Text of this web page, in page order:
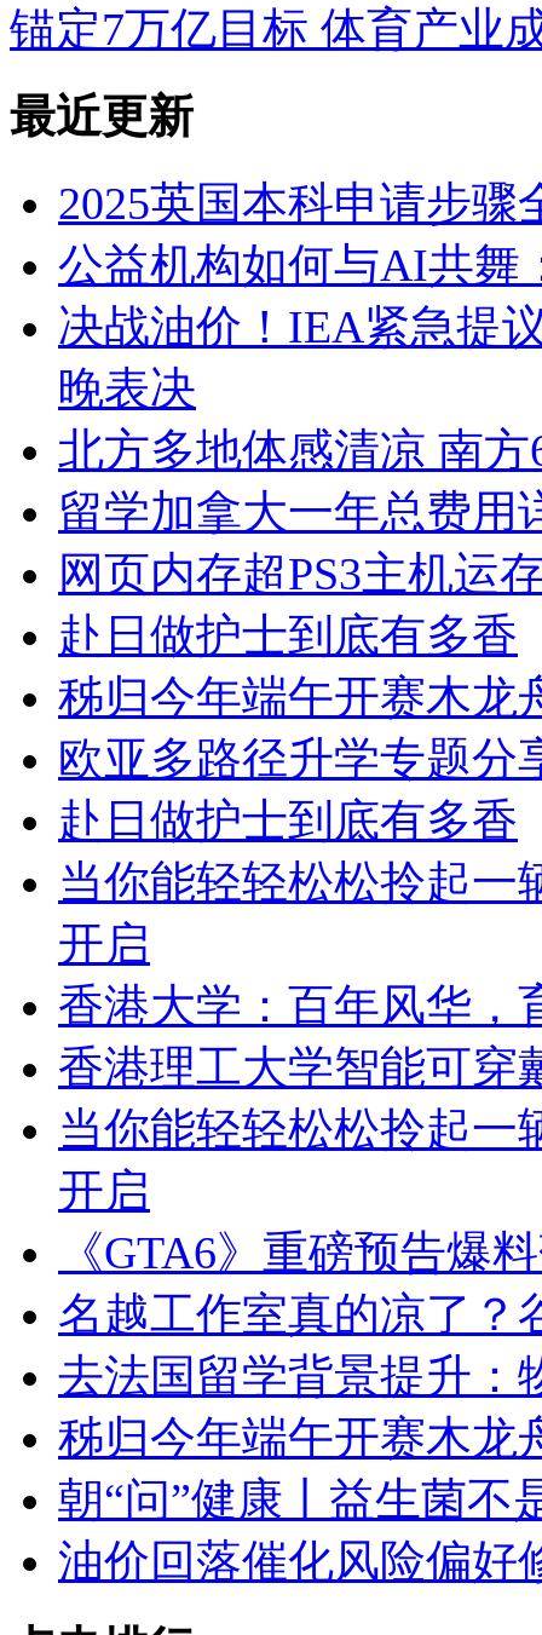
锚定7万亿目标 体育产业
最近更新
2025英国本科申请步骤
公益机构如何与AI共舞
决战油价！IEA紧急提
晚表决
北方多地体感清凉 南
留学加拿大一年总费用
网页内存超PS3主机运
赴日做护士到底有多香
秭归今年端午开赛木龙
欧亚多路径升学专题分
赴日做护士到底有多香
当你能轻轻松松拎起一
开启
香港大学：百年风华，
香港理工大学智能可穿
当你能轻轻松松拎起一
开启
《GTA6》重磅预告爆
名越工作室真的凉了？
去法国留学背景提升：
秭归今年端午开赛木龙
朝“问”健康丨益生菌不
油价回落催化风险偏好